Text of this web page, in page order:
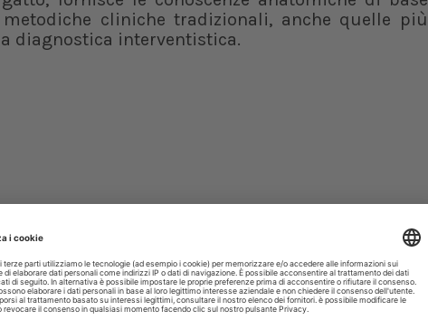
cliniche tradizionali, anche quelle più
diagnostica interventistica.